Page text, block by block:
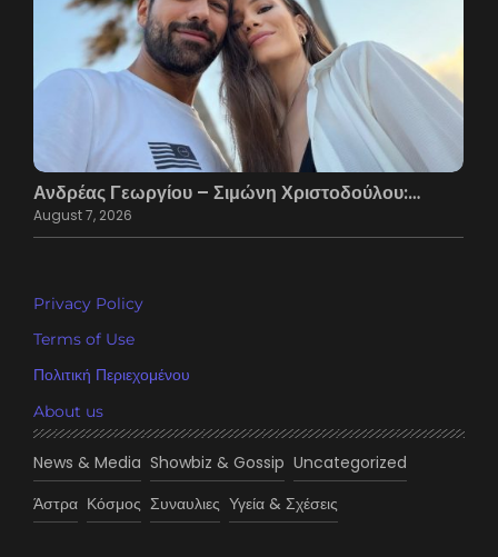
Ανδρέας Γεωργίου – Σιμώνη Χριστοδούλου:…
August 7, 2026
Privacy Policy
Terms of Use
Πολιτική Περιεχομένου
About us
News & Media Showbiz & Gossip Uncategorized
Άστρα Κόσμος Συναυλιες Υγεία & Σχέσεις